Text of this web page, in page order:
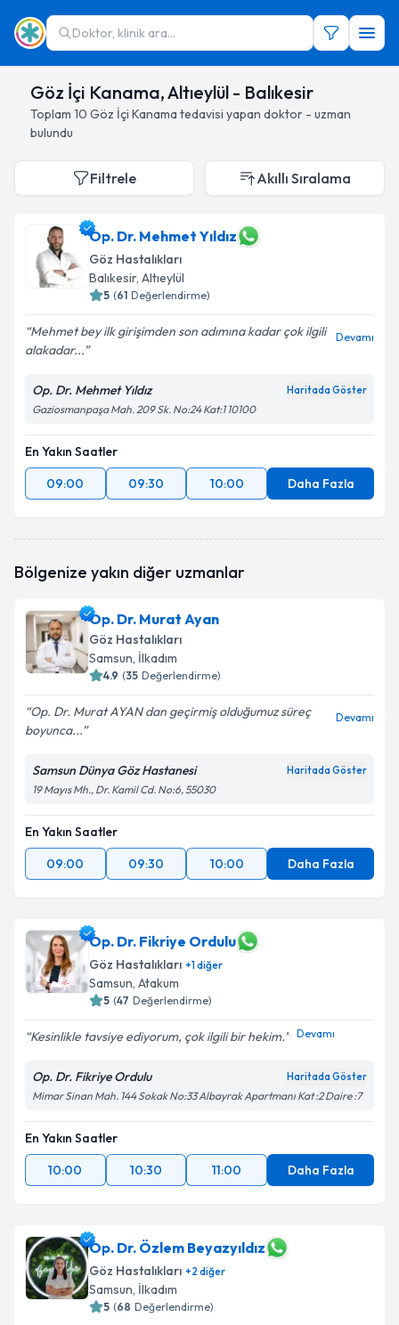
Doktor, klinik ara...
Göz İçi Kanama, Altıeylül - Balıkesir
Toplam 10 Göz İçi Kanama tedavisi yapan doktor - uzman
bulundu
Filtrele Akıllı Sıralama
Op. Dr. Mehmet Yıldız
Göz Hastalıkları
Balıkesir, Altıeylül
5 (61 Değerlendirme)
Mehmet bey ilk girişimden son adımına kadar çok ilgili
alakadar...
Devamı
Op. Dr. Mehmet Yıldız Haritada Göster
Gaziosmanpaşa Mah. 209 Sk. No:24 Kat:1 10100
En Yakın Saatler
09:00
09:30 10:00 Daha Fazla
Bölgenize yakın diğer uzmanlar
Op. Dr. Murat Ayan
Göz Hastalıkları
Samsun, İlkadım
4.9 (35 Değerlendirme)
Op. Dr. Murat AYAN dan geçirmiş olduğumuz süreç
boyunca...
Devamı
Samsun Dünya Göz Hastanesi Haritada Göster
19 Mayıs Mh., Dr. Kamil Cd. No:6, 55030
En Yakın Saatler
09:00
09:30 10:00 Daha Fazla
Op. Dr. Fikriye Ordulu
Göz Hastalıkları +1diğer
Samsun, Atakum
5 (47 Değerlendirme)
Kesinlikle tavsiye ediyorum, çok ilgili bir hekim. Devamı
Op. Dr. Fikriye Ordulu Haritada Göster
Mimar Sinan Mah. 144 Sokak No:33 Albayrak Apartmanı Kat :2 Daire :7
En Yakın Saatler
10:00
10:30 11:00 Daha Fazla
Op. Dr. Özlem Beyazyıldız
Göz Hastalıkları +2 diğer
Samsun, İlkadım
5 (68 Değerlendirme)